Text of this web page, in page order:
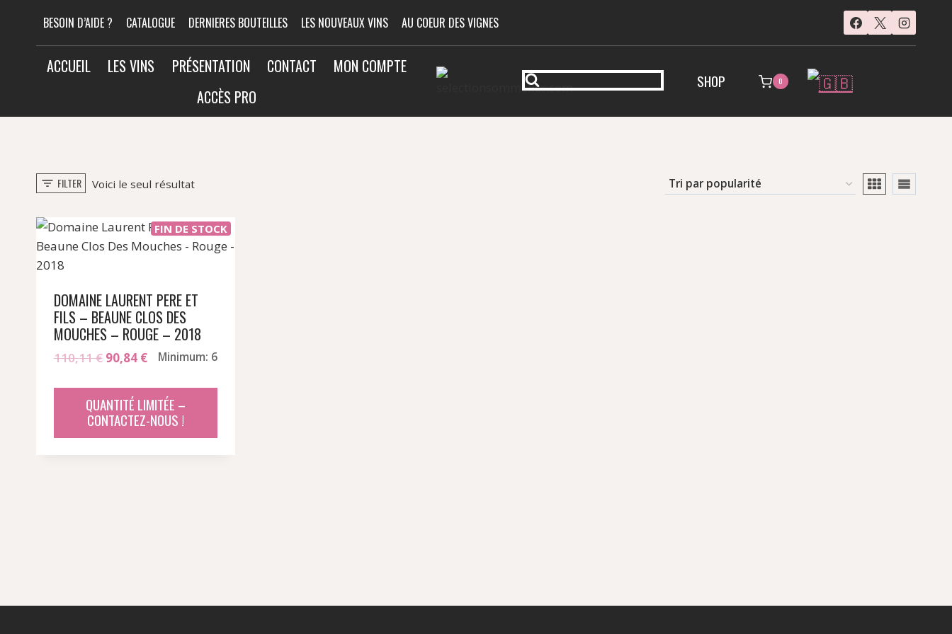
contenu
BESOIN D’AIDE ? CATALOGUE DERNIERES BOUTEILLES LES NOUVEAUX VINS AU COEUR DES VIGNES
ACCUEIL LES VINS PRÉSENTATION CONTACT
MON COMPTE
ACCÈS PRO
SHOP 0
FILTER Voici le seul résultat
FIN DE STOCK
DOMAINE LAURENT PERE ET
FILS – BEAUNE CLOS DES
MOUCHES – ROUGE – 2018
110,11€ Le
initial
était :
90,84 €Le
actuel
est :
Minimum: 6
QUANTITÉ LIMITÉE –
CONTACTEZ-NOUS !